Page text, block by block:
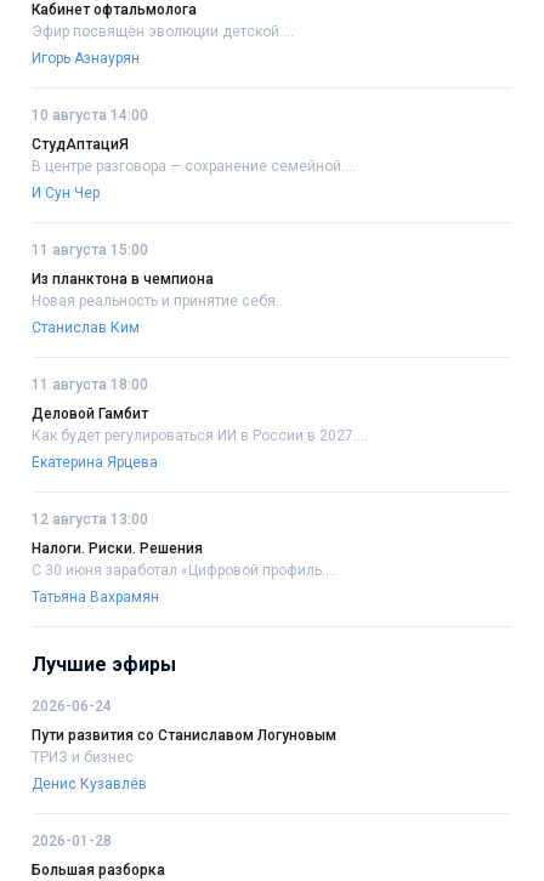
Кабинет офтальмолога
Эфир посвящён эволюции детской....
Игорь Азнаурян
10 августа 14:00
СтудАптациЯ
В центре разговора — сохранение семейной....
И Сун Чер
11 августа 15:00
Из планктона в чемпиона
Новая реальность и принятие себя..
Станислав Ким
11 августа 18:00
Деловой Гамбит
Как будет регулироваться ИИ в России в 2027....
Екатерина Ярцева
12 августа 13:00
Налоги. Риски. Решения
С 30 июня заработал «Цифровой профиль....
Татьяна Вахрамян
Лучшие эфиры
2026-06-24
Пути развития со Станиславом Логуновым
ТРИЗ и бизнес
Денис Кузавлёв
2026-01-28
Большая разборка